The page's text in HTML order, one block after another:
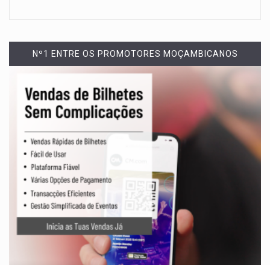
Nº1 ENTRE OS PROMOTORES MOÇAMBICANOS